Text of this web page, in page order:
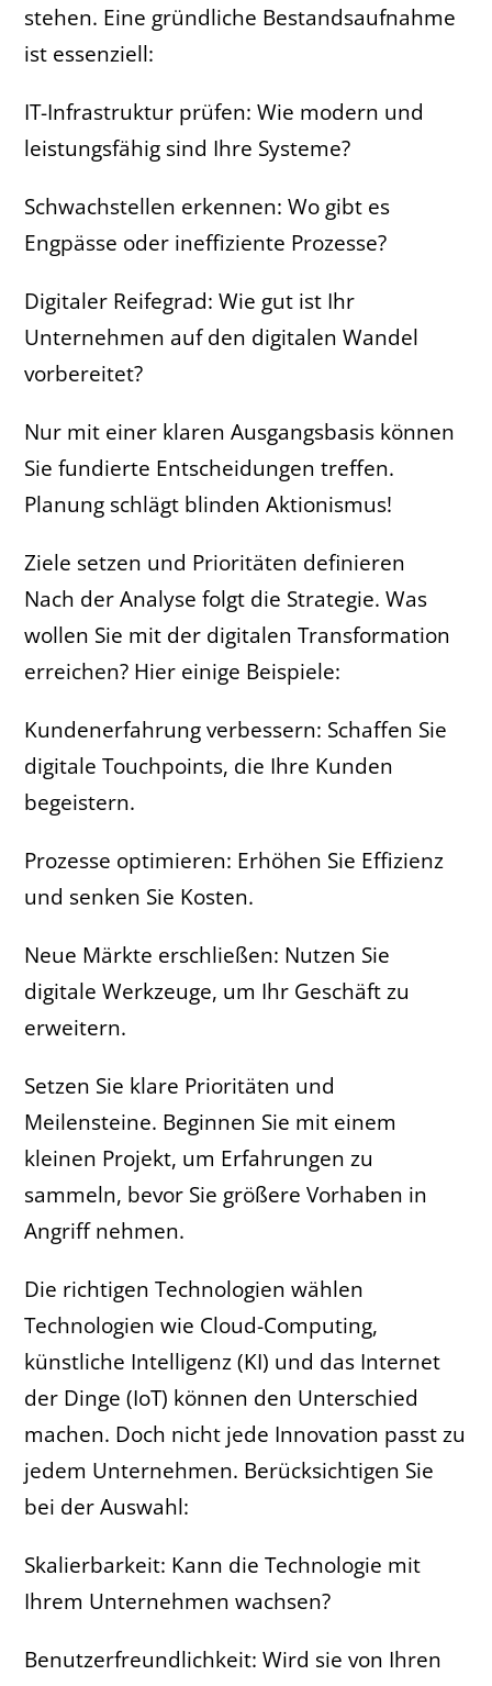
stehen. Eine gründliche Bestandsaufnahme
ist essenziell:
IT-Infrastruktur prüfen: Wie modern und
leistungsfähig sind Ihre Systeme?
Schwachstellen erkennen: Wo gibt es
Engpässe oder ineffiziente Prozesse?
Digitaler Reifegrad: Wie gut ist Ihr
Unternehmen auf den digitalen Wandel
vorbereitet?
Nur mit einer klaren Ausgangsbasis können
Sie fundierte Entscheidungen treffen.
Planung schlägt blinden Aktionismus!
Ziele setzen und Prioritäten definieren
Nach der Analyse folgt die Strategie. Was
wollen Sie mit der digitalen Transformation
erreichen? Hier einige Beispiele:
Kundenerfahrung verbessern: Schaffen Sie
digitale Touchpoints, die Ihre Kunden
begeistern.
Prozesse optimieren: Erhöhen Sie Effizienz
und senken Sie Kosten.
Neue Märkte erschließen: Nutzen Sie
digitale Werkzeuge, um Ihr Geschäft zu
erweitern.
Setzen Sie klare Prioritäten und
Meilensteine. Beginnen Sie mit einem
kleinen Projekt, um Erfahrungen zu
sammeln, bevor Sie größere Vorhaben in
Angriff nehmen.
Die richtigen Technologien wählen
Technologien wie Cloud-Computing,
künstliche Intelligenz (KI) und das Internet
der Dinge (IoT) können den Unterschied
machen. Doch nicht jede Innovation passt zu
jedem Unternehmen. Berücksichtigen Sie
bei der Auswahl:
Skalierbarkeit: Kann die Technologie mit
Ihrem Unternehmen wachsen?
Benutzerfreundlichkeit: Wird sie von Ihren